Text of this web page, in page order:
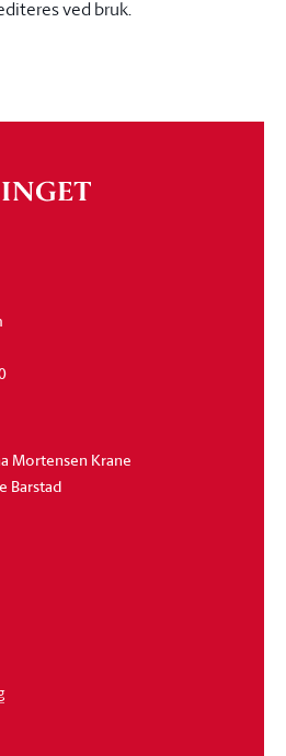
ved bruk.
Mortensen Krane
Barstad